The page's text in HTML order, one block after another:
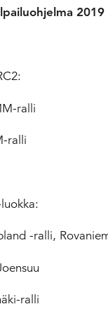
2019
ralli
ralli
-ralli,
ralli